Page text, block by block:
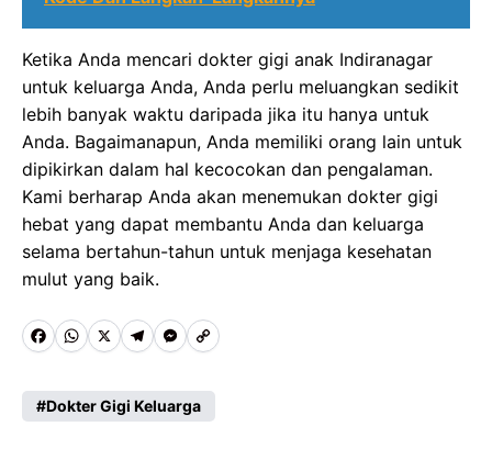
Ketika Anda mencari dokter gigi anak Indiranagar
untuk keluarga Anda, Anda perlu meluangkan sedikit
lebih banyak waktu daripada jika itu hanya untuk
Anda. Bagaimanapun, Anda memiliki orang lain untuk
dipikirkan dalam hal kecocokan dan pengalaman.
Kami berharap Anda akan menemukan dokter gigi
hebat yang dapat membantu Anda dan keluarga
selama bertahun-tahun untuk menjaga kesehatan
mulut yang baik.
F
c
W
a
X T
l
M
s
C
p
Dokter Gigi Keluarga